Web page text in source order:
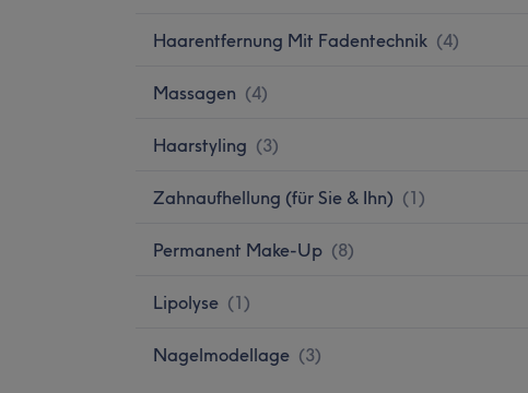
Haarentfernung Mit Fadentechnik (4)
Massagen (4)
Haarstyling (3)
Zahnaufhellung (für Sie & Ihn) (1)
Permanent Make-Up (8)
Lipolyse (1)
Nagelmodellage (3)